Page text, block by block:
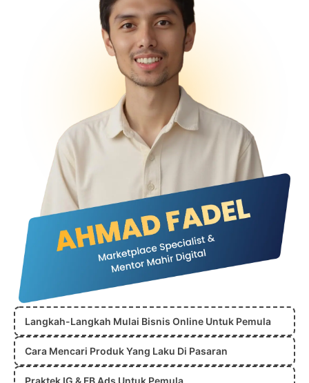
Langkah-Langkah Mulai Bisnis Online Untuk Pemula
Cara Mencari Produk Yang Laku Di Pasaran